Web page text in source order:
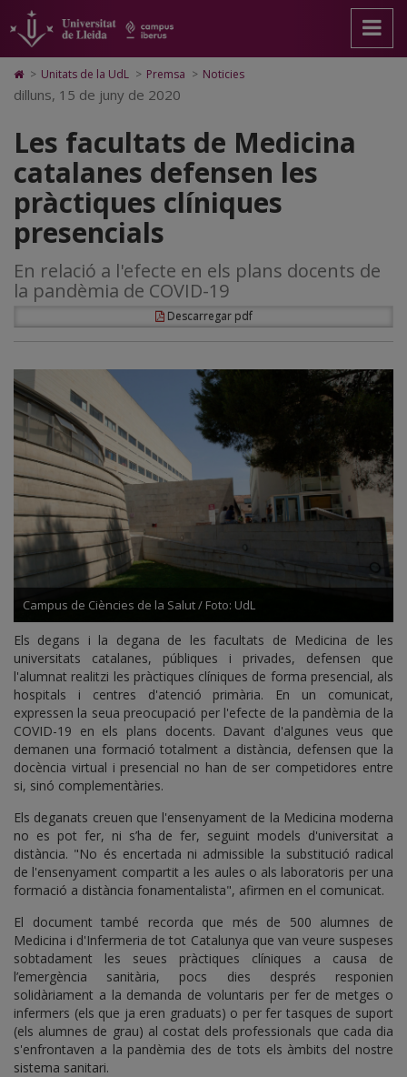
Les
facultats
de
Medicina
catalanes
defensen
les
pràctiques
clíniques
presencials
pàgina
principal.
Universitat
Lleida
contingut
principal
Mapa
Web.
Universitat
Cerca
Accessibilitat.
Universitat
Lleida
Icono
de
Home
a
la
página
de
inicio
> Unitats de la UdL > Premsa > Noticies
dilluns, 15 de juny de 2020
Les facultats de Medicina
catalanes defensen les
pràctiques clíniques
presencials
En relació a l'efecte en els plans docents de
la pandèmia de COVID-19
Descarregar pdf
Campus de Ciències de la Salut / Foto: UdL
Els degans i la degana de les facultats de Medicina de les
universitats catalanes, públiques i privades, defensen que
l'alumnat realitzi les pràctiques clíniques de forma presencial, als
hospitals i centres d'atenció primària. En un comunicat,
expressen la seua preocupació per l'efecte de la pandèmia de la
COVID-19 en els plans docents. Davant d'algunes veus que
demanen una formació totalment a distància, defensen que la
docència virtual i presencial no han de ser competidores entre
si, sinó complementàries.
Els deganats creuen que l'ensenyament de la Medicina moderna
no es pot fer, ni s’ha de fer, seguint models d'universitat a
distància. "No és encertada ni admissible la substitució radical
de l'ensenyament compartit a les aules o als laboratoris per una
formació a distància fonamentalista", afirmen en el comunicat.
El document també recorda que més de 500 alumnes de
Medicina i d'Infermeria de tot Catalunya que van veure suspeses
sobtadament les seues pràctiques clíniques a causa de
l’emergència sanitària, pocs dies després responien
solidàriament a la demanda de voluntaris per fer de metges o
infermers (els que ja eren graduats) o per fer tasques de suport
(els alumnes de grau) al costat dels professionals que cada dia
s'enfrontaven a la pandèmia des de tots els àmbits del nostre
sistema sanitari.